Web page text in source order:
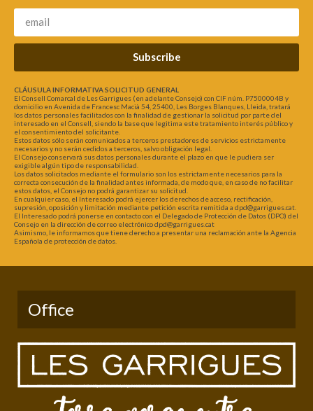
Subscribe
CLÁUSULA INFORMATIVA SOLICITUD GENERAL
El Consell Comarcal de Les Garrigues (en adelante Consejo) con CIF núm. P7500004B y
domicilio en Avenida de Francesc Macià 54, 25400, Les Borges Blanques, Lleida, tratará
los datos personales facilitados con la finalidad de gestionar la solicitud por parte del
interesado en el Consell, siendo la base que legitima este tratamiento interés público y
el consentimiento del solicitante.
Estos datos sólo serán comunicados a terceros prestadores de servicios estrictamente
necesarios y no serán cedidos a terceros, salvo obligación legal.
El Consejo conservará sus datos personales durante el plazo en que le pudiera ser
exigible algún tipo de responsabilidad.
Los datos solicitados mediante el formulario son los estrictamente necesarios para la
correcta consecución de la finalidad antes informada, de modo que, en caso de no facilitar
estos datos, el Consejo no podrá garantizar su solicitud.
En cualquier caso, el Interesado podrá ejercer los derechos de acceso, rectificación,
supresión, oposición y limitación mediante petición escrita remitida a dpd@garrigues.cat.
El Interesado podrá ponerse en contacto con el Delegado de Protección de Datos (DPO) del
Consejo en la dirección de correo electrónico dpd@garrigues.cat
Asimismo, le informamos que tiene derecho a presentar una reclamación ante la Agencia
Española de protección de datos.
Office